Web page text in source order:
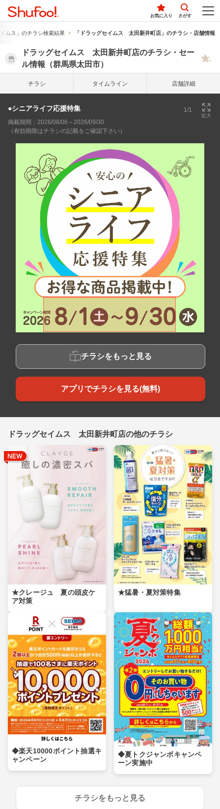
お気に入り さがす
ムス」のチラシ検索結果 「ドラッグセイムス 太田新井町店」のチラシ・店舗情報
ドラッグセイムス 太田新井町店のチラシ・セー
ル情報（群馬県太田市）
チラシ タイム ライン 店舗詳細
●シニアライフ応援特集 1/1
拡大
掲載期間：2026/08/06～2026/09/30
（有効期限はチラシの記載をご確認下さい）
チラシをもっと見る
アプリでチラシを見る(無料)
ドラッグセイムス 太田新井町店の他のチラシ
★クレージュ 夏の頭皮ケ
ア対策
★猛暑・夏対策特集
◆楽天10000ポイント抽選キ
ャンペーン
◆夏トクジャンボキャンペ
ーン実施中
チラシをもっと見る